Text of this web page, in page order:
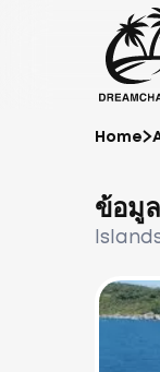
Home
ข้อมูล